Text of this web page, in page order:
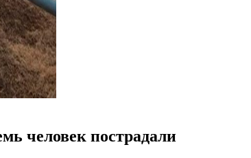
человек пострадали